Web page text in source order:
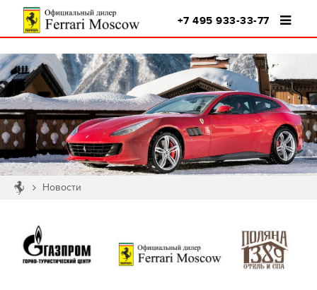
+7 495 933-33-77
Новости